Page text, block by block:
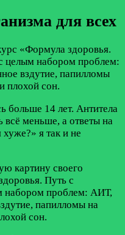
для всех
«Формула здоровья.
целым набором проблем:
вздутие, папилломы
плохой сон.
больше 14 лет. Антитела
всё меньше, а ответы на
я так и не
картину своего
Путь с
набором проблем: АИТ,
папилломы на
сон.